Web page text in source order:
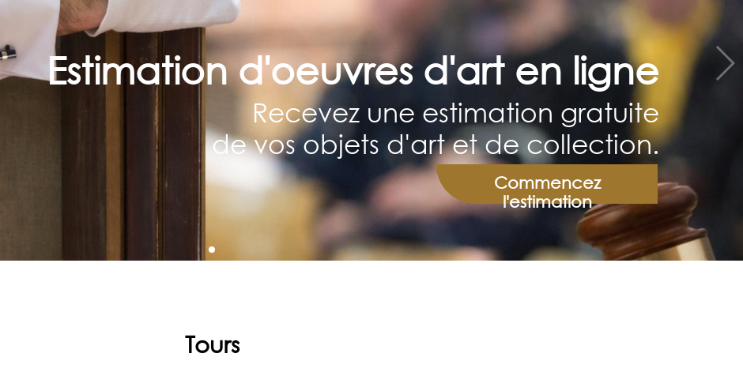
Estimation d'oeuvres d'art en ligne
Recevez une estimation gratuite
de vos objets d'art et de collection.
Commencez
l'estimation
Tours